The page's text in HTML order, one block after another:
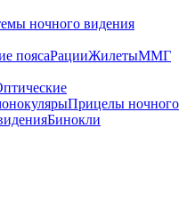
ночного видения
поясаРацииЖилетыММГ
Прицелы ночного
Бинокли